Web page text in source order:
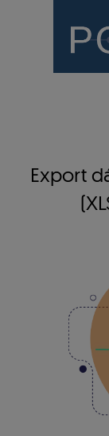
Export